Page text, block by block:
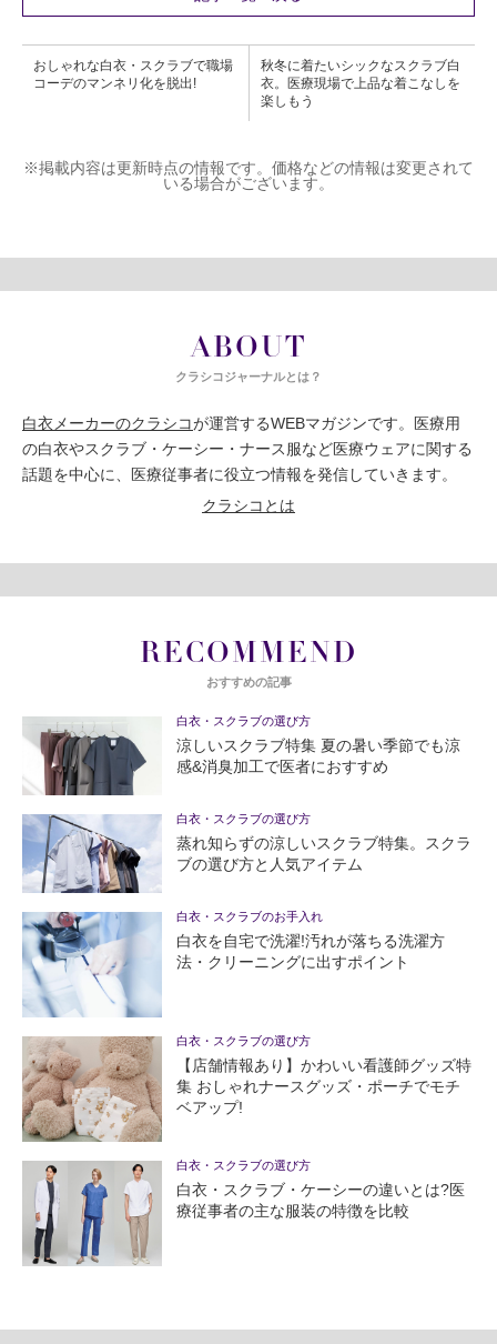
おしゃれな白衣・スクラブで職場
コーデのマンネリ化を脱出!
秋冬に着たいシックなスクラブ白
衣。医療現場で上品な着こなしを
楽しもう
※掲載内容は更新時点の情報です。価格などの情報は変更されて
いる場合がございます。
ABOUT
クラシコジャーナルとは？
白衣メーカーのクラシコが運営するWEBマガジンです。医療用
の白衣やスクラブ・ケーシー・ナース服など医療ウェアに関する
話題を中心に、医療従事者に役立つ情報を発信していきます。
クラシコとは
RECOMMEND
おすすめの記事
白衣・スクラブの選び方
涼しいスクラブ特集 夏の暑い季節でも涼
感&消臭加工で医者におすすめ
白衣・スクラブの選び方
蒸れ知らずの涼しいスクラブ特集。スクラ
ブの選び方と人気アイテム
白衣・スクラブのお手入れ
白衣を自宅で洗濯!汚れが落ちる洗濯方
法・クリーニングに出すポイント
白衣・スクラブの選び方
【店舗情報あり】かわいい看護師グッズ特
集 おしゃれナースグッズ・ポーチでモチ
ベアップ!
白衣・スクラブの選び方
白衣・スクラブ・ケーシーの違いとは?医
療従事者の主な服装の特徴を比較